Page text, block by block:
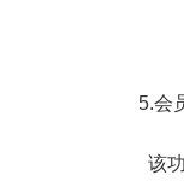
5.会
该